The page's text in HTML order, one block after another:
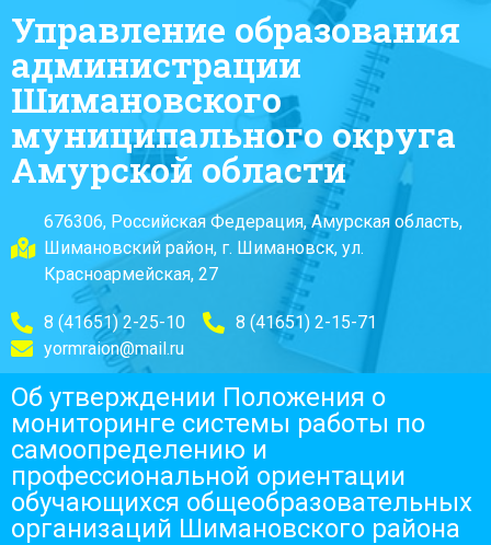
Управление образования
администрации
Шимановского
муниципального округа
Амурской области
676306, Российская Федерация, Амурская область,
Шимановский район, г. Шимановск, ул.
Красноармейская, 27
8 (41651) 2-25-10
8 (41651) 2-15-71
yormraion@mail.ru
Об утверждении Положения о
мониторинге системы работы по
самоопределению и
профессиональной ориентации
обучающихся общеобразовательных
организаций Шимановского района